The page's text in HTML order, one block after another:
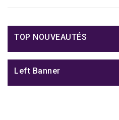
TOP NOUVEAUTÉS
Left Banner